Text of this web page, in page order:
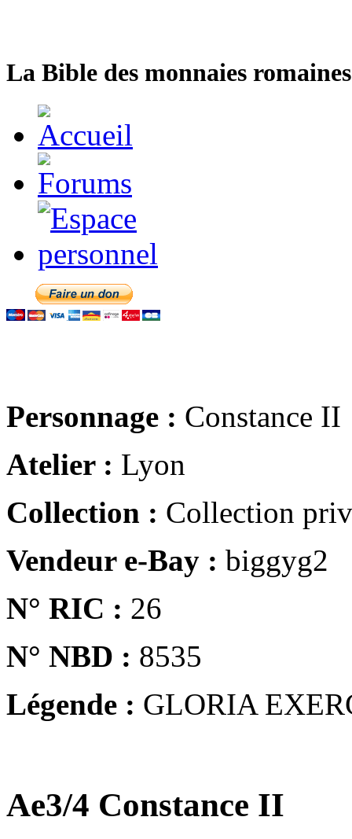
La Bible des monnaies
Personnage : Constance II
Atelier : Lyon
Collection : Collection
Vendeur e-Bay : biggyg2
N° RIC : 26
N° NBD : 8535
Légende : GLORIA
Ae3/4 Constance II